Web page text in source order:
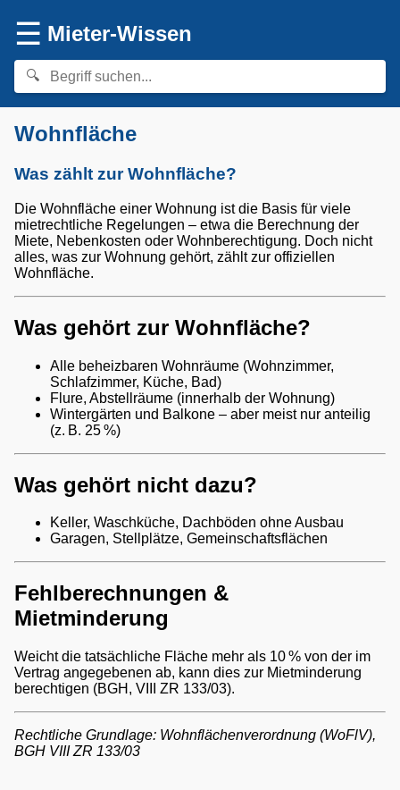
☰ Mieter-Wissen
Wohnfläche
Was zählt zur Wohnfläche?
Die Wohnfläche einer Wohnung ist die Basis für viele
mietrechtliche Regelungen – etwa die Berechnung der
Miete, Nebenkosten oder Wohnberechtigung. Doch nicht
alles, was zur Wohnung gehört, zählt zur offiziellen
Wohnfläche.
Was gehört zur Wohnfläche?
Alle beheizbaren Wohnräume (Wohnzimmer,
Schlafzimmer, Küche, Bad)
Flure, Abstellräume (innerhalb der Wohnung)
Wintergärten und Balkone – aber meist nur anteilig
(z. B. 25 %)
Was gehört nicht dazu?
Keller, Waschküche, Dachböden ohne Ausbau
Garagen, Stellplätze, Gemeinschaftsflächen
Fehlberechnungen &
Mietminderung
Weicht die tatsächliche Fläche mehr als 10 % von der im
Vertrag angegebenen ab, kann dies zur Mietminderung
berechtigen (BGH, VIII ZR 133/03).
Rechtliche Grundlage: Wohnflächenverordnung (WoFlV),
BGH VIII ZR 133/03